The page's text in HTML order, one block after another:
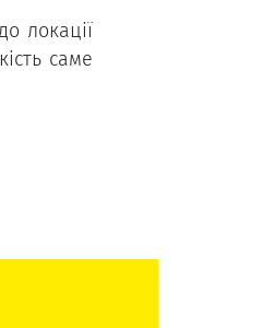
локації
саме